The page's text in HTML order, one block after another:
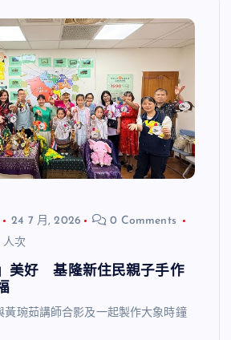
24 7 月, 2026
0 Comments
人次
美好 基隆新住民親子手作
黃琬茹講師合影及一起製作大象時鐘